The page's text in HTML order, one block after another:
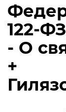
122-
- О
+